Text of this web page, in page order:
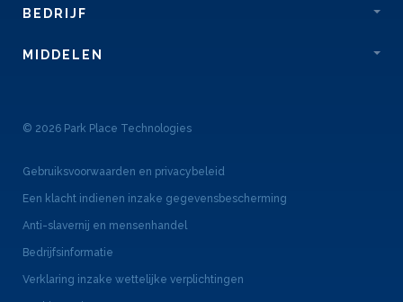
BEDRIJF
MIDDELEN
© 2026 Park Place Technologies
Gebruiksvoorwaarden en privacybeleid
Een klacht indienen inzake gegevensbescherming
Anti-slavernij en mensenhandel
Bedrijfsinformatie
Verklaring inzake wettelijke verplichtingen